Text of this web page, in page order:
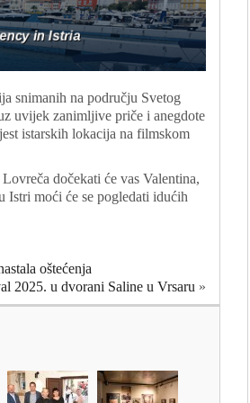
snimanih na području Svetog
uvijek zanimljive priče i anegdote
istarskih lokacija na filmskom
dočekati će vas Valentina,
moći će se pogledati idućih
oštećenja
2025. u dvorani Saline u Vrsaru »